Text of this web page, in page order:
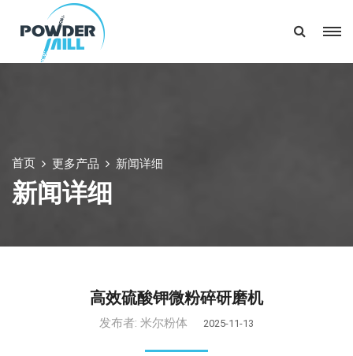
首页 更多产品 新闻详细
新闻详细
高效硫酸钾微粉碎研磨机
发布者: 米尔粉体 2025-11-13